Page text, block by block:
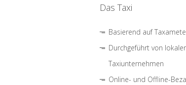
Das Taxi
Basierend auf
Durchgeführt von
Taxiunternehmen
Online- und Offline-